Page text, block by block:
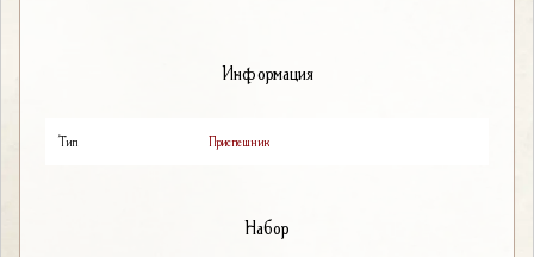
Информация
Тип Приспешник
Набор